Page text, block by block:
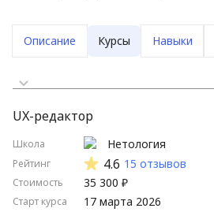
Описание Курсы Навыки
Сначала дорогие
Стартуют скоро
UX-редактор
Школа
Рейтинг
Стоимость
Старт курса
Нетология
4.6 15 отзывов
35 300 ₽
17 марта 2026